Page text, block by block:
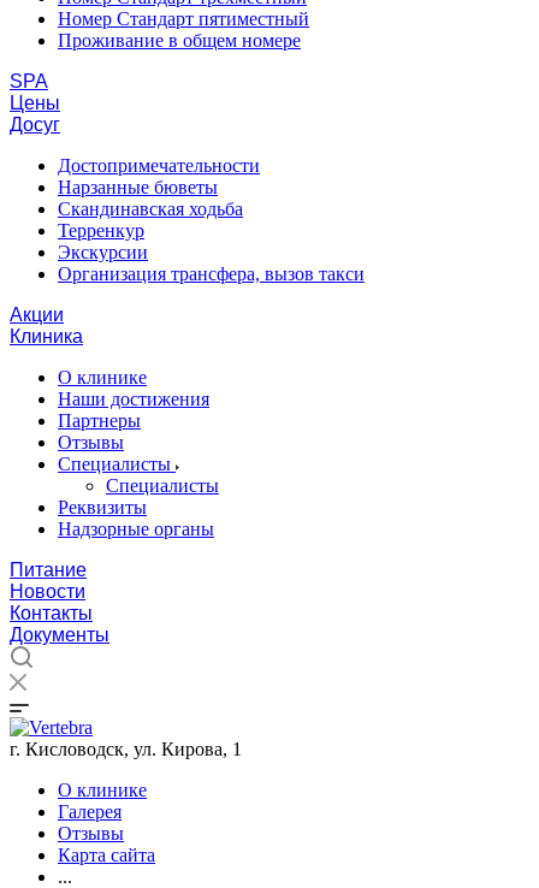
Номер Стандарт пятиместный
Проживание в общем номере
SPA
Цены
Досуг
Достопримечательности
Нарзанные бюветы
Скандинавская ходьба
Терренкур
Экскурсии
Организация трансфера, вызов такси
Акции
Клиника
О клинике
Наши достижения
Партнеры
Отзывы
Специалисты
Специалисты
Реквизиты
Надзорные органы
Питание
Новости
Контакты
Документы
г. Кисловодск, ул. Кирова, 1
О клинике
Галерея
Отзывы
Карта сайта
...